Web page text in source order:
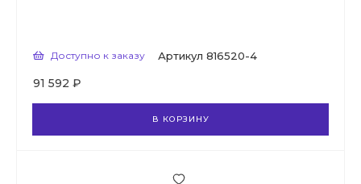
Доступно к заказу Артикул 816520-4
91 592 ₽
В КОРЗИНУ